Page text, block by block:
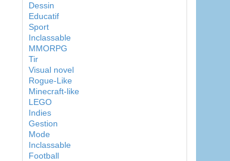
Dessin
Educatif
Sport
Inclassable
MMORPG
Tir
Visual novel
Rogue-Like
Minecraft-like
LEGO
Indies
Gestion
Mode
Inclassable
Football